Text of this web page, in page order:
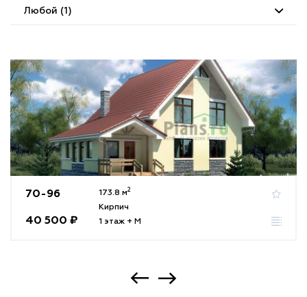
Любой (1)
70-96
40 500 ₽
173.8 м2
Кирпич
1 этаж + М